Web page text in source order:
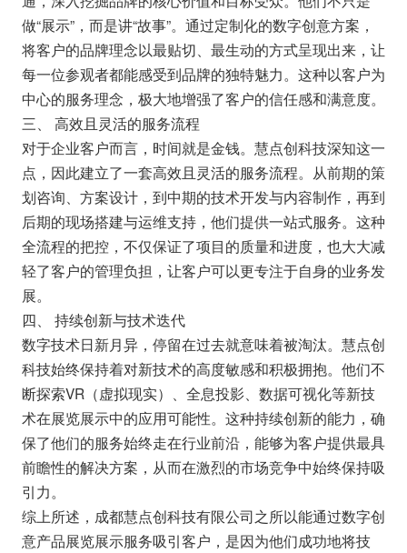
做“展示”，而是讲“故事”。通过定制化的数字创意方案，
将客户的品牌理念以最贴切、最生动的方式呈现出来，让
每一位参观者都能感受到品牌的独特魅力。这种以客户为
中心的服务理念，极大地增强了客户的信任感和满意度。
三、 高效且灵活的服务流程
对于企业客户而言，时间就是金钱。慧点创科技深知这一
点，因此建立了一套高效且灵活的服务流程。从前期的策
划咨询、方案设计，到中期的技术开发与内容制作，再到
后期的现场搭建与运维支持，他们提供一站式服务。这种
全流程的把控，不仅保证了项目的质量和进度，也大大减
轻了客户的管理负担，让客户可以更专注于自身的业务发
展。
四、 持续创新与技术迭代
数字技术日新月异，停留在过去就意味着被淘汰。慧点创
科技始终保持着对新技术的高度敏感和积极拥抱。他们不
断探索VR（虚拟现实）、全息投影、数据可视化等新技
术在展览展示中的应用可能性。这种持续创新的能力，确
保了他们的服务始终走在行业前沿，能够为客户提供最具
前瞻性的解决方案，从而在激烈的市场竞争中始终保持吸
引力。
综上所述，成都慧点创科技有限公司之所以能通过数字创
意产品展览展示服务吸引客户，是因为他们成功地将技